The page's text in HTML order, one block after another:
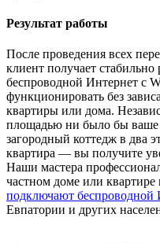
Результат работы
После проведения всех
клиент получает
беспроводной Интернет с
функционировать без
квартиры или дома.
площадью ни было бы
загородный коттедж в два
квартира — вы получите
Наши мастера
частном доме или
подключают беспроводной
Евпатории и других